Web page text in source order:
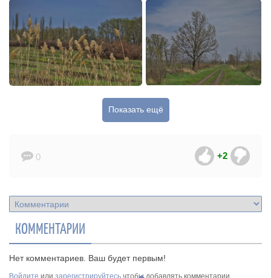
Показать ещё
0 +2
КОММЕНТАРИИ
Нет комментариев. Ваш будет первым!
Войдите или зарегистрируйтесь чтобы добавлять комментарии